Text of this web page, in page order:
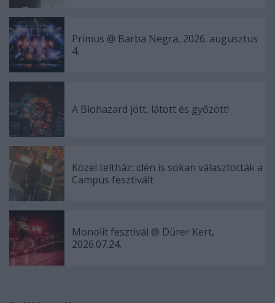
Primus @ Barba Negra, 2026. augusztus
4.
A Biohazard jött, látott és győzött!
Közel teltház: idén is sokan választották a
Campus fesztivált
Monolit fesztivál @ Dürer Kert,
2026.07.24.